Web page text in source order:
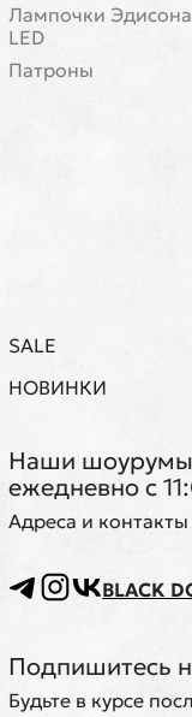
Лампочки
LED
Патроны
SALE
НОВИНКИ
Наши
ежедневно с
Адреса и
BLACK
Подпишитесь
Будьте в курсе